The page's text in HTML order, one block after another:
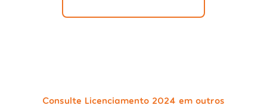
Consulte Licenciamento 2024 em outros